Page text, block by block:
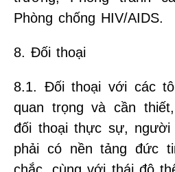
Phòng chống HIV/AIDS.
8. Đối thoại
8.1. Đối thoại với các
quan trọng và cần
đối thoại thực sự,
phải có nền tảng đức